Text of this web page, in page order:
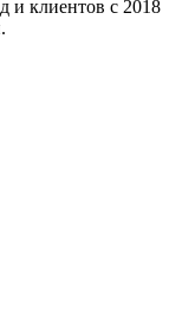
и клиентов с 2018